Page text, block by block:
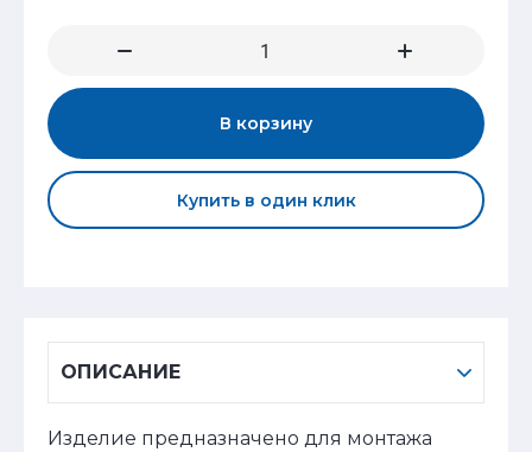
В корзину
Купить в один клик
ОПИСАНИЕ
Изделие предназначено для монтажа